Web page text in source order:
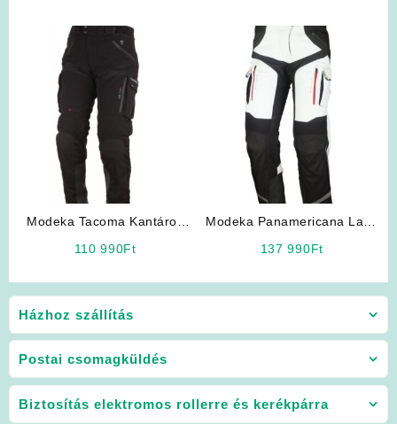
Házhoz szállítás
Postai csomagküldés
Biztosítás elektromos rollerre és kerékpárra
Modeka Tacoma Kantáros
110 990Ft
Modeka Panamericana Lady
137 990Ft